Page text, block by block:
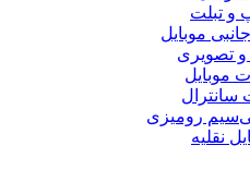
و تبلت
موبایل
تصویری
موبایل
سانترال
رومیزی
نقلیه